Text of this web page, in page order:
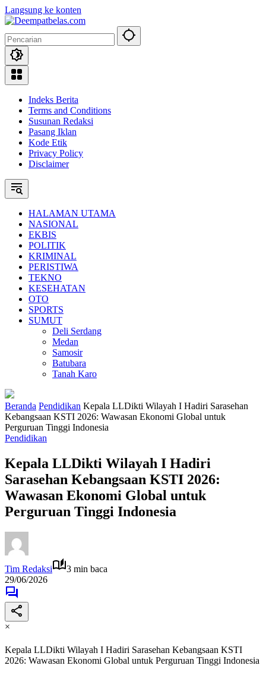
Langsung ke konten
Indeks Berita
Terms and Conditions
Susunan Redaksi
Pasang Iklan
Kode Etik
Privacy Policy
Disclaimer
HALAMAN UTAMA
NASIONAL
EKBIS
POLITIK
KRIMINAL
PERISTIWA
TEKNO
KESEHATAN
OTO
SPORTS
SUMUT
Deli Serdang
Medan
Samosir
Batubara
Tanah Karo
Beranda Pendidikan Kepala LLDikti Wilayah I Hadiri Sarasehan
Kebangsaan KSTI 2026: Wawasan Ekonomi Global untuk
Perguruan Tinggi Indonesia
Pendidikan
Kepala LLDikti Wilayah I Hadiri
Sarasehan Kebangsaan KSTI 2026:
Wawasan Ekonomi Global untuk
Perguruan Tinggi Indonesia
Tim Redaksi
3 min baca
29/06/2026
×
Kepala LLDikti Wilayah I Hadiri Sarasehan Kebangsaan KSTI
2026: Wawasan Ekonomi Global untuk Perguruan Tinggi Indonesia